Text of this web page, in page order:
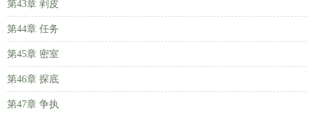
第43章 剥皮
第44章 任务
第45章 密室
第46章 探底
第47章 争执